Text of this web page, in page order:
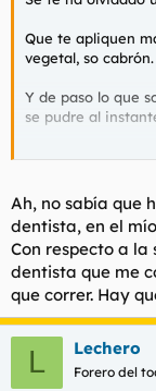
Que te apliquen
vegetal, so cabrón.
Y de paso lo que
se pudre al
La opción que
la esté mamando
peos y cagadas
Pobrecita.
Ah, no sabía que
dentista, en el
Con respecto a la
dentista que me
que correr. Hay
L Lechero
Forero del